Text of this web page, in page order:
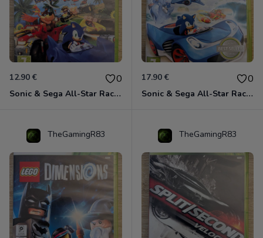
12.90 € 0
Sonic & Sega All-Star Racing avec Banjo-Kazooie Xbox 360
17.90 € 0
Sonic & Sega All-Star Racing - Transformed Xbox 360
TheGamingR83 TheGamingR83